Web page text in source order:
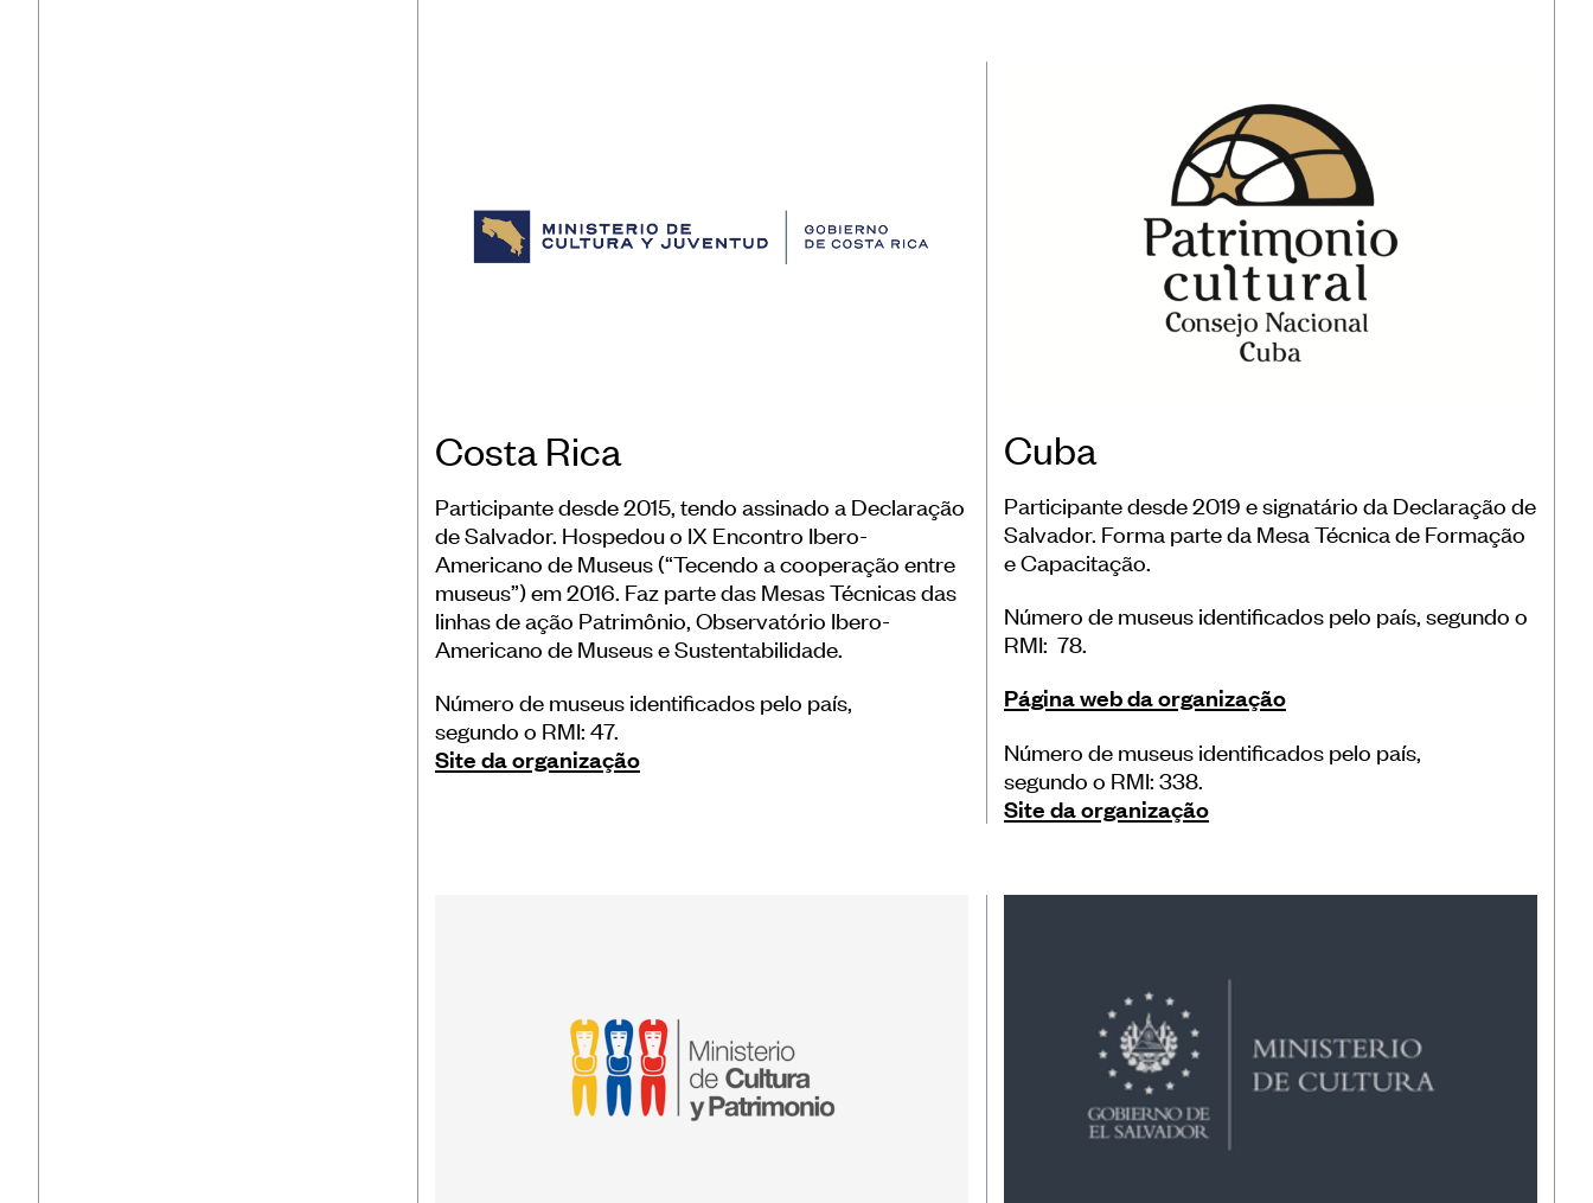
Costa Rica
Participante desde 2015, tendo assinado a Declaração
de Salvador. Hospedou o IX Encontro Ibero-
Americano de Museus (“Tecendo a cooperação entre
museus”) em 2016. Faz parte das Mesas Técnicas das
linhas de ação Patrimônio, Observatório Ibero-
Americano de Museus e Sustentabilidade.
Número de museus identificados pelo país,
segundo o RMI: 47.
Site da organização
Cuba
Participante desde 2019 e signatário da Declaração de
Salvador. Forma parte da Mesa Técnica de Formação
e Capacitação.
Número de museus identificados pelo país, segundo o
RMI: 78.
Página web da organização
Número de museus identificados pelo país,
segundo o RMI: 338.
Site da organização